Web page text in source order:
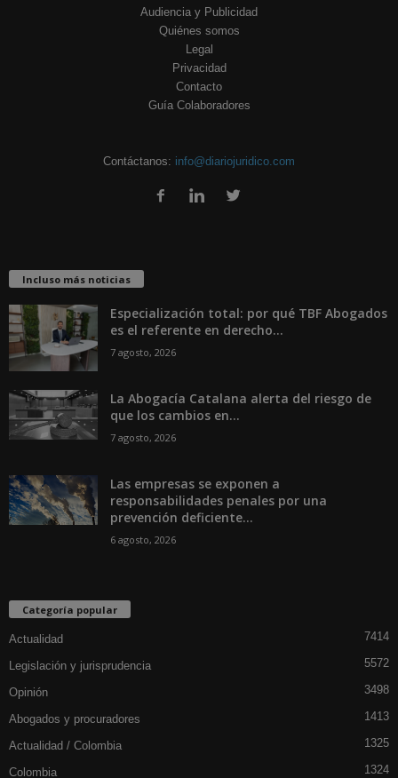
Audiencia y Publicidad
Quiénes somos
Legal
Privacidad
Contacto
Guía Colaboradores
Contáctanos: info@diariojuridico.com
Incluso más noticias
Especialización total: por qué TBF Abogados
es el referente en derecho...
7 agosto, 2026
La Abogacía Catalana alerta del riesgo de
que los cambios en...
7 agosto, 2026
Las empresas se exponen a
responsabilidades penales por una
prevención deficiente...
6 agosto, 2026
Categoría popular
Actualidad 7414
Legislación y jurisprudencia 5572
Opinión 3498
Abogados y procuradores 1413
Actualidad / Colombia 1325
Colombia 1324